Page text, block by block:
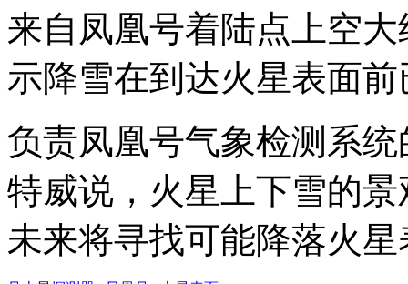
来自凤凰号着陆点上空
示降雪在到达火星表面
负责凤凰号气象检测系
特威说，火星上下雪的
未来将寻找可能降落火